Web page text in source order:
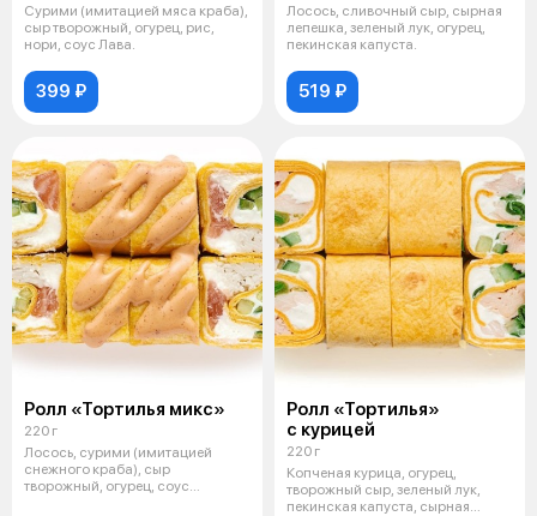
Сурими (имитацией мяса краба),
сыр творожный, огурец, рис,
нори, соус Лава.
399 ₽
Лосось, сливочный сыр, сырная
лепешка, зеленый лук, огурец,
пекинская капуста.
519 ₽
Ролл «Тортилья микс»
220 г
Лосось, сурими (имитацией
снежного краба), сыр
творожный, огурец, соус
Ролл «Тортилья»
с курицей
220 г
Копченая курица, огурец,
творожный сыр, зеленый лук,
пекинская капуста, сырная